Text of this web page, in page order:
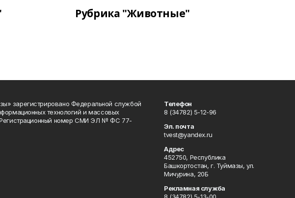
Рубрика "Животные"
зарегистрировано Федеральной службой
технологий и массовых
Регистрационный номер СМИ ЭЛ № ФС 77-
Телефон
8 (34782) 5-12-96
Эл. почта
tvest@yandex.ru
Адрес
452750, Республика
Башкортостан, г. Туймазы, ул.
Мичурина, 20Б
Рекламная служба